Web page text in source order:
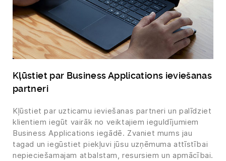
Kļūstiet par Business Applications ieviešanas
partneri
Kļūstiet par uzticamu ieviešanas partneri un palīdziet
klientiem iegūt vairāk no veiktajiem ieguldījumiem
Business Applications iegādē. Zvaniet mums jau
tagad un iegūstiet piekļuvi jūsu uzņēmuma attīstībai
nepieciešamajam atbalstam, resursiem un apmācībai.